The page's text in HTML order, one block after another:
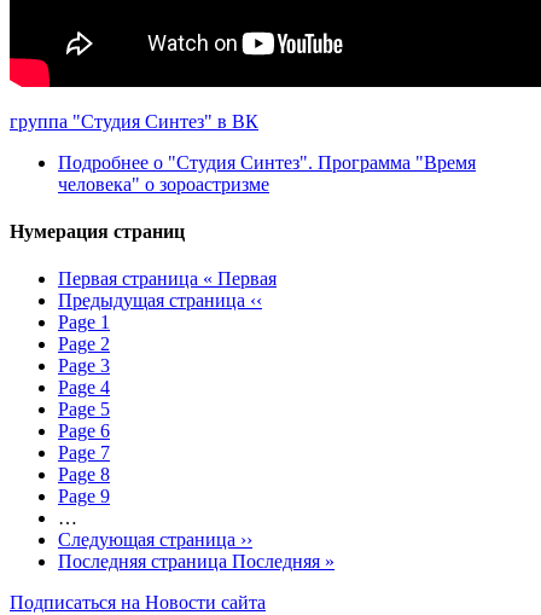
группа "Студия Синтез" в ВК
Подробнее о "Студия Синтез". Программа "Время
человека" о зороастризме
Нумерация страниц
Первая страница « Первая
Предыдущая страница ‹‹
Page 1
Page 2
Page 3
Page 4
Page 5
Page 6
Page 7
Page 8
Page 9
…
Следующая страница ››
Последняя страница Последняя »
Подписаться на Новости сайта